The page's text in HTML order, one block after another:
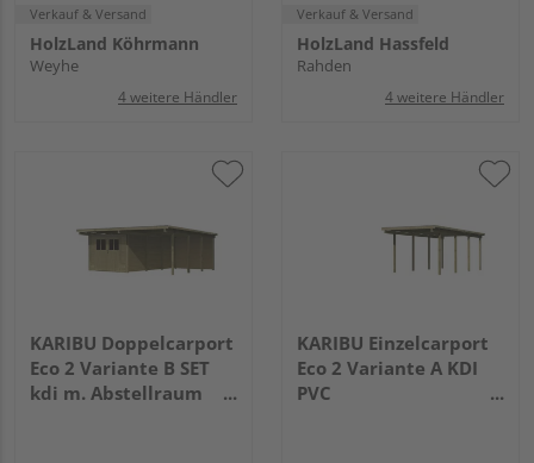
Verkauf & Versand
HolzLand Köhrmann
Weyhe
4 weitere Händler
Verkauf & Versand
HolzLand Hassfeld
Rahden
4 weitere Händler
KARIBU Doppelcarport
Eco 2 Variante B SET
kdi m. Abstellraum
KARIBU Einzelcarport
Eco 2 Variante A KDI
PVC